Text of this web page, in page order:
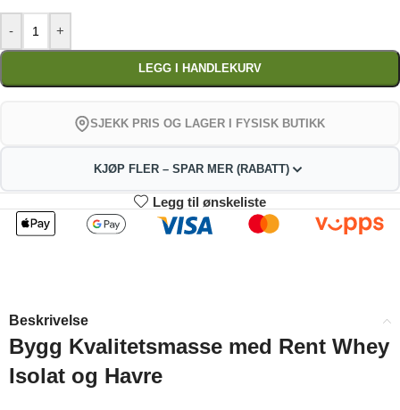
- +
LEGG I HANDLEKURV
SJEKK PRIS OG LAGER I FYSISK BUTIKK
KJØP FLER – SPAR MER (RABATT)
2
494.01
kr
3-4
489.02
4%
Legg til ønskeliste
Beskrivelse
Bygg Kvalitetsmasse med Rent Whey
Isolat og Havre